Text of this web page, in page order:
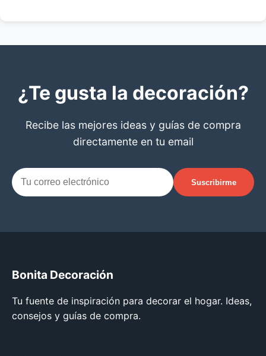
¿Te gusta la decoración?
Recibe las mejores ideas y guías de compra
directamente en tu email
Suscribirme
Bonita Decoración
Tu fuente de inspiración para decorar el hogar. Ideas,
consejos y guías de compra.